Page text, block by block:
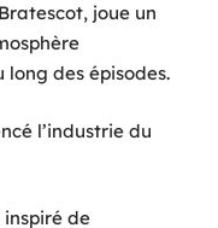
joue un
des épisodes.
l’industrie du
de